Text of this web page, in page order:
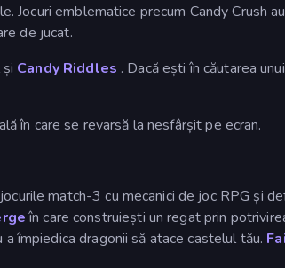
Jocuri emblematice precum Candy Crush
de jucat.
Candy Riddles . Dacă ești în căutarea
în care se revarsă la nesfârșit pe ecran.
match-3 cu mecanici de joc RPG și
în care construiești un regat prin
împiedica dragonii să atace castelul tău.